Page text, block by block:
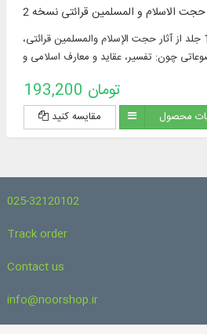
الاسلام و المسلمین قرائتی نسخه 2
متن 73 عنوان کتاب در 128 جلد از آثار حجت الإسلام والمسلمین قرائتی،
چون: تفسیر، عقاید و معارف اسلامی و
193,200 تومان
مقایسه کنید محصول
025-32120102
Track order
Contact us
info@noorshop.ir